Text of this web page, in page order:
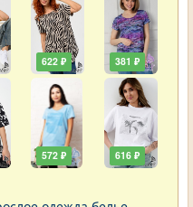
622 ₽
572 ₽
381 ₽
616 ₽